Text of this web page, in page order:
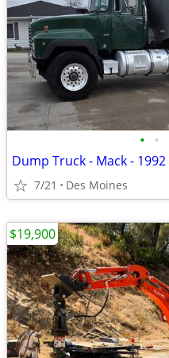
• •
Dump Truck - Mack - 1992
7/21 Des Moines
$19,900